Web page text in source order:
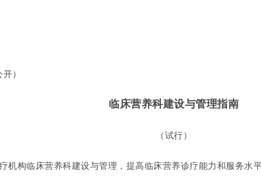
）
临床营养科建设与管理指南
（试行）
机构临床营养科建设与管理，提高临床营养诊疗能力和服务水